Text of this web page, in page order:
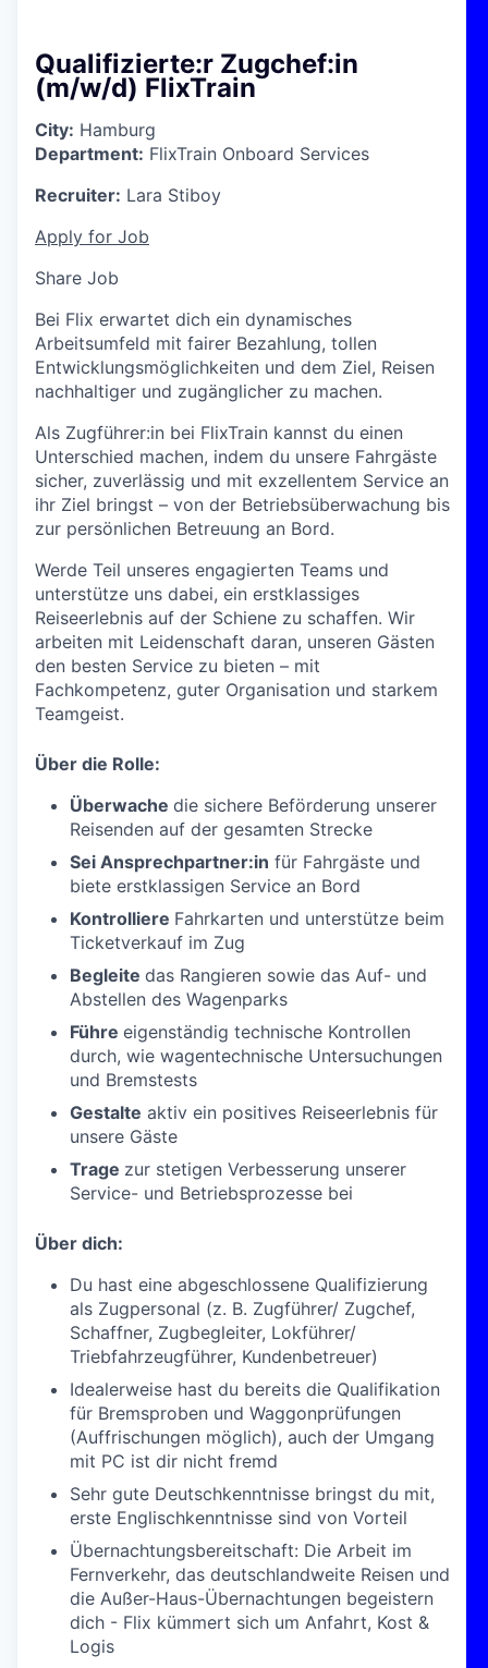
Qualifizierte:r Zugchef:in
(m/w/d) FlixTrain
City: Hamburg
Department: FlixTrain Onboard Services
Recruiter: Lara Stiboy
Apply for Job
Share Job
Bei Flix erwartet dich ein dynamisches
Arbeitsumfeld mit fairer Bezahlung, tollen
Entwicklungsmöglichkeiten und dem Ziel, Reisen
nachhaltiger und zugänglicher zu machen.
Als Zugführer:in bei FlixTrain kannst du einen
Unterschied machen, indem du unsere Fahrgäste
sicher, zuverlässig und mit exzellentem Service an
ihr Ziel bringst – von der Betriebsüberwachung bis
zur persönlichen Betreuung an Bord.
Werde Teil unseres engagierten Teams und
unterstütze uns dabei, ein erstklassiges
Reiseerlebnis auf der Schiene zu schaffen. Wir
arbeiten mit Leidenschaft daran, unseren Gästen
den besten Service zu bieten – mit
Fachkompetenz, guter Organisation und starkem
Teamgeist.
Über die Rolle:
Überwache die sichere Beförderung unserer
Reisenden auf der gesamten Strecke
Sei Ansprechpartner:in für Fahrgäste und
biete erstklassigen Service an Bord
Kontrolliere Fahrkarten und unterstütze beim
Ticketverkauf im Zug
Begleite das Rangieren sowie das Auf- und
Abstellen des Wagenparks
Führe eigenständig technische Kontrollen
durch, wie wagentechnische Untersuchungen
und Bremstests
Gestalte aktiv ein positives Reiseerlebnis für
unsere Gäste
Trage zur stetigen Verbesserung unserer
Service- und Betriebsprozesse bei
Über dich:
Du hast eine abgeschlossene Qualifizierung
als Zugpersonal (z. B. Zugführer/ Zugchef,
Schaffner, Zugbegleiter, Lokführer/
Triebfahrzeugführer, Kundenbetreuer)
Idealerweise hast du bereits die Qualifikation
für Bremsproben und Waggonprüfungen
(Auffrischungen möglich), auch der Umgang
mit PC ist dir nicht fremd
Sehr gute Deutschkenntnisse bringst du mit,
erste Englischkenntnisse sind von Vorteil
Übernachtungsbereitschaft: Die Arbeit im
Fernverkehr, das deutschlandweite Reisen und
die Außer-Haus-Übernachtungen begeistern
dich - Flix kümmert sich um Anfahrt, Kost &
Logis